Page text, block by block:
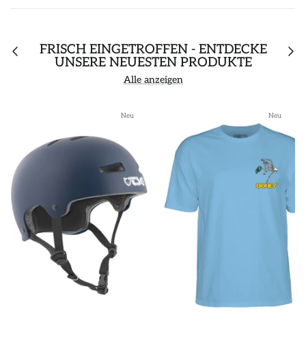
FRISCH EINGETROFFEN - ENTDECKE
UNSERE NEUESTEN PRODUKTE
Alle anzeigen
Neu Neu